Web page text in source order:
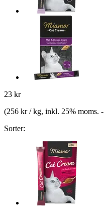
23 kr
(256 kr / kg, inkl. 25% moms. -
Sorter: